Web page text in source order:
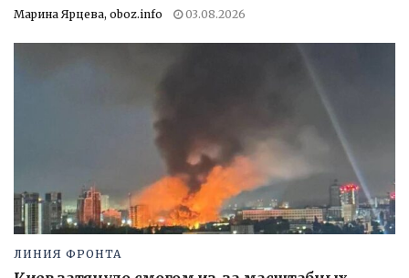
Марина Ярцева, oboz.info 03.08.2026
ЛИНИЯ ФРОНТА